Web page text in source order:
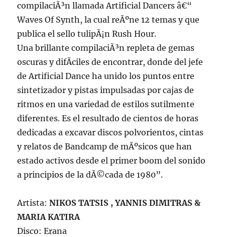
compilaciÃ³n llamada Artificial Dancers â€“
Waves Of Synth, la cual reÃºne 12 temas y que
publica el sello tulipÃ¡n Rush Hour.
Una brillante compilaciÃ³n repleta de gemas
oscuras y difÃ­ciles de encontrar, donde del jefe
de Artificial Dance ha unido los puntos entre
sintetizador y pistas impulsadas por cajas de
ritmos en una variedad de estilos sutilmente
diferentes. Es el resultado de cientos de horas
dedicadas a excavar discos polvorientos, cintas
y relatos de Bandcamp de mÃºsicos que han
estado activos desde el primer boom del sonido
a principios de la dÃ©cada de 1980”.
Artista:NIKOS TATSIS , YANNIS DIMITRAS &
MARIA KATIRA
Disco: Erana